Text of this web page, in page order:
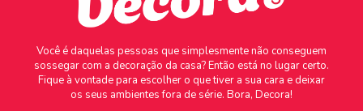
Você é daquelas pessoas que simplesmente não conseguem
sossegar com a decoração da casa? Então está no lugar certo.
Fique à vontade para escolher o que tiver a sua cara e deixar
os seus ambientes fora de série. Bora, Decora!